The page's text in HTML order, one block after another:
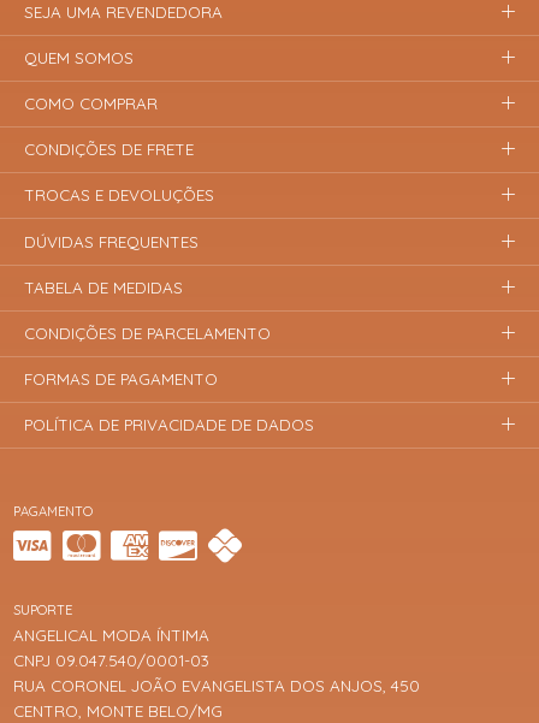
PAGAMENTO
SUPORTE
ANGELICAL MODA ÍNTIMA
CNPJ 09.047.540/0001-03
RUA CORONEL JOÃO EVANGELISTA DOS ANJOS, 450
CENTRO, MONTE BELO/MG
SEJA UMA REVENDEDORA
QUEM SOMOS
COMO COMPRAR
CONDIÇÕES DE FRETE
TROCAS E DEVOLUÇÕES
DÚVIDAS FREQUENTES
TABELA DE MEDIDAS
CONDIÇÕES DE PARCELAMENTO
FORMAS DE PAGAMENTO
POLÍTICA DE PRIVACIDADE DE DADOS